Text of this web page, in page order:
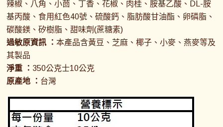
辣椒、八角、小茴、丁香、花椒、肉桂、胺基乙酸、DL-胺
基丙酸、食用紅色40號、硫酸鈣、脂肪酸甘油酯、卵磷脂、
碳酸鎂、矽樹脂、甜味劑(蔗糖素)
過敏原資訊 ：本產品含黃豆、芝麻、椰子、小麥、燕麥等及
其製品
淨重 ： 350公克士10公克
原產地 ： 台灣